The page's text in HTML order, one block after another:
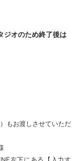
オのため終了後は
もお渡しさせていただ